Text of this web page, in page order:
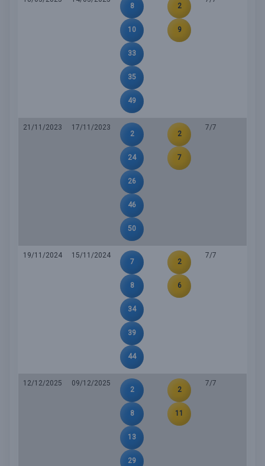
8
10
33
35
49
2
9
21/11/2023
17/11/2023
2
24
26
46
50
2
7
7/7
19/11/2024
15/11/2024
7
8
34
39
44
2
6
7/7
12/12/2025
09/12/2025
2
8
13
29
2
11
7/7